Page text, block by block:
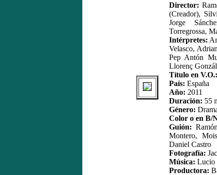
Director:
(Creador),
Jorge
Torregrossa,
Intérpretes:
Velasco,
Pep Antón
Llorenç
Título en V.O.:
País: España
Año: 2011
Duración: 55
Género:
Color o en B/
Guión:
Montero,
Daniel Castro
Fotografía:
Música: Lucio
Productora: